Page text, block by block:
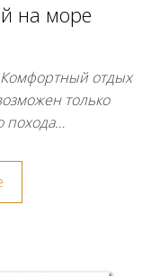
на море
отдых
только
похода…